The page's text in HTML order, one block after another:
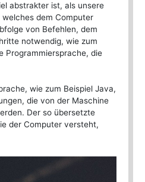
abstrakter ist, als unsere
dem Computer
von Befehlen, dem
notwendig, wie zum
Programmiersprache, die
wie zum Beispiel Java,
die von der Maschine
Der so übersetzte
der Computer versteht,